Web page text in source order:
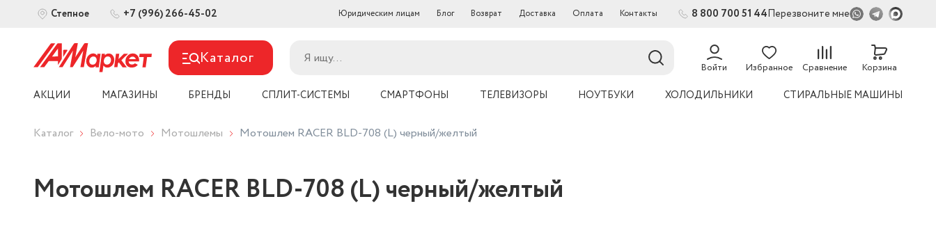
Степное +7 (996) 266-45-02 Юридическим лицам Блог Возврат Доставка Оплата Контакты 8 800 700 51 44Перезвоните мне
Каталог Войти Избранное Сравнение
54
Корзина
АКЦИИ МАГАЗИНЫ БРЕНДЫ СПЛИТ-СИСТЕМЫ СМАРТФОНЫ ТЕЛЕВИЗОРЫ НОУТБУКИ ХОЛОДИЛЬНИКИ СТИРАЛЬНЫЕ МАШИНЫ
Каталог Вело-мото Мотошлемы Мотошлем RACER BLD-708 (L) черный/желтый
Мотошлем RACER BLD-708 (L) черный/желтый